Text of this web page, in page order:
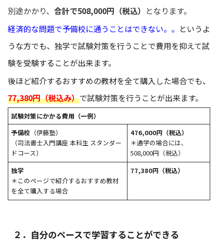
別途かかり、 合計で508,000円（税込） となります。
経済的な問題で予備校に通うことはできない。。 というよ
うな方でも、独学で試験対策を行うことで費用を抑えて試
験を受験することが出来ます。
後ほど紹介するおすすめの教材を全て購入した場合でも、
77,380円（税込み）で試験対策を行うことが出来ます。
試験対策にかかる費用（一例）
予備校 （伊藤塾）
（司法書士入門講座 本科生 スタンダー
ドコース）
476,000円（税込）
＊通学の場合には、
508,000円（税込）
独学
＊このページで紹介するおすすめ教材
を全て購入する場合
77,380円（税込）
２．自分のペースで学習することができる